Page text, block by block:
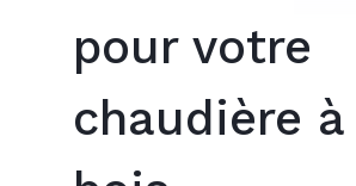
pour votre
chaudière à